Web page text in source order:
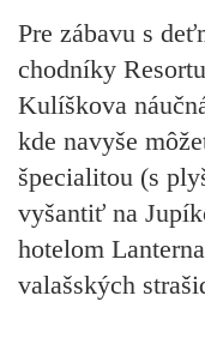
Pre zábavu s
chodníky
Kulíškova
kde navyše
špecialitou (s
vyšantiť na
hotelom
valašských